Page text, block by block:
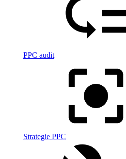
PPC audit
Strategie PPC